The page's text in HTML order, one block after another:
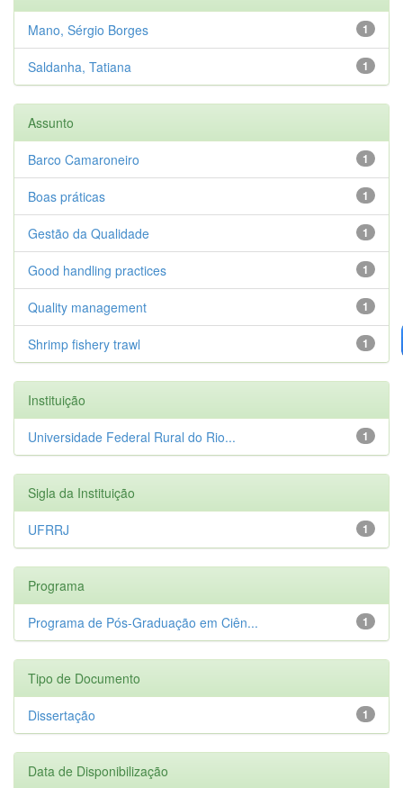
1
Mano, Sérgio Borges
1
Saldanha, Tatiana
Assunto
1
Barco Camaroneiro
1
Boas práticas
1
Gestão da Qualidade
1
Good handling practices
1
Quality management
1
Shrimp fishery trawl
Instituição
1
Universidade Federal Rural do Rio...
Sigla da Instituição
1
UFRRJ
Programa
1
Programa de Pós-Graduação em Ciên...
Tipo de Documento
1
Dissertação
Data de Disponibilização